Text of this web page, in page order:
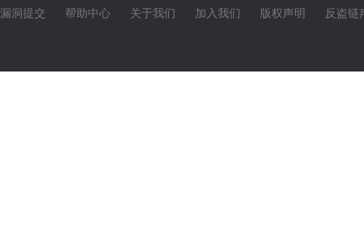
漏洞提交 帮助中心 关于我们 加入我们 版权声明 反盗链